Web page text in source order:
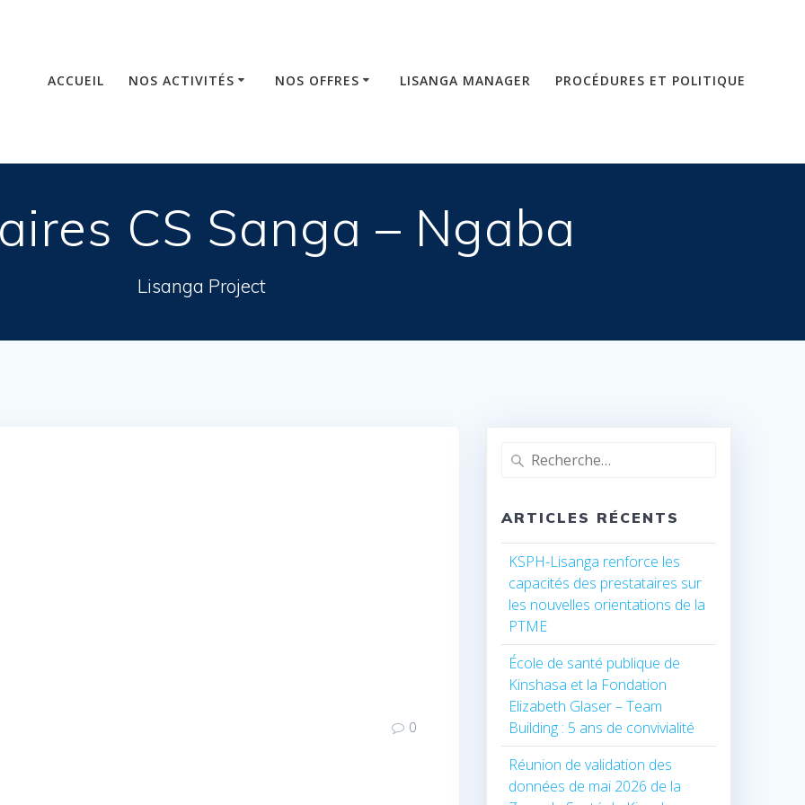
ACCUEIL NOS ACTIVITÉS NOS OFFRES LISANGA MANAGER PROCÉDURES ET POLITIQUE
CS Sanga – Ngaba
Lisanga Project
0
Recherche
ARTICLES RÉCENTS
KSPH-Lisanga renforce les
capacités des prestataires sur
les nouvelles orientations de la
PTME
École de santé publique de
Kinshasa et la Fondation
Elizabeth Glaser – Team
Building : 5 ans de convivialité
Réunion de validation des
données de mai 2026 de la